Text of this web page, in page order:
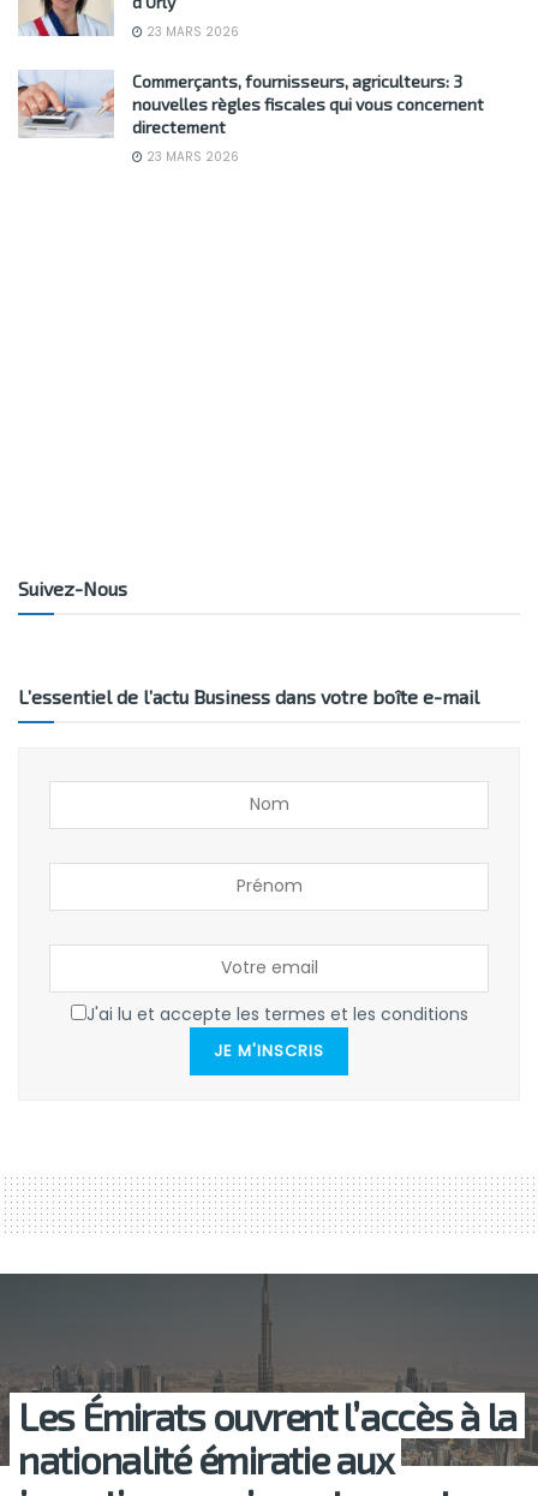
23 MARS 2026
Commerçants, fournisseurs, agriculteurs: 3
nouvelles règles fiscales qui vous concernent
directement
23 MARS 2026
Suivez-Nous
L’essentiel de l’actu Business dans votre boîte e-mail
J'ai lu et accepte les termes et les conditions
JE M'INSCRIS
Les Émirats ouvrent l’accès à la
nationalité émiratie aux